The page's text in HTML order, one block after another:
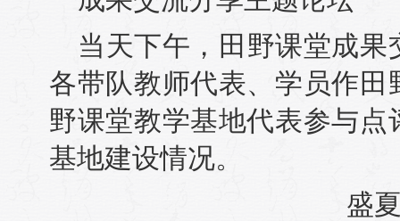
当天下午，田野课堂成
各带队教师代表、学员作
野课堂教学基地代表参与
基地建设情况。
盛